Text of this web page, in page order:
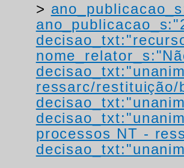
>
ressarc/
processos NT -